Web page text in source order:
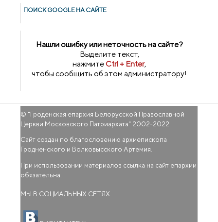
ПОИСК GOОGLE НА САЙТЕ
Нашли ошибку или неточность на сайте?
Выделите текст,
нажмитеCtrl + Enter,
чтобы сообщить об этом администратору!
© "Гроденская епархия Белорусской Православной
Церкви Московского Патриархата" 2002-2022
Сайт создан по благословению архиепископа
Гродненского и Волковысского Артемия.
При использовании материалов ссылка на сайт епархии
обязательна.
МЫ В СОЦИАЛЬНЫХ СЕТЯХ